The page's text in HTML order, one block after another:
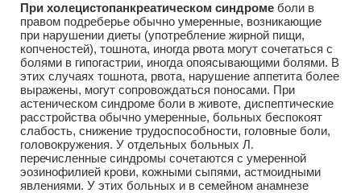
При холецистопанкреатическом синдроме боли в
правом подреберье обычно умеренные, возникающие
при нарушении диеты (употребление жирной пищи,
копченостей), тошнота, иногда рвота могут сочетаться с
болями в гипогастрии, иногда опоясывающими болями. В
этих случаях тошнота, рвота, нарушение аппетита более
выражены, могут сопровождаться поносами. При
астеническом синдроме боли в животе, диспептические
расстройства обычно умеренные, больных беспокоят
слабость, снижение трудоспособности, головные боли,
головокружения. У отдельных больных Л.
перечисленные синдромы сочетаются с умеренной
эозинофилией крови, кожными сыпями, астмоидными
явлениями. У этих больных и в семейном анамнезе